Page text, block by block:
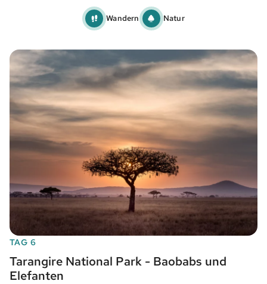
Wandern Natur
TAG 6
Tarangire National Park - Baobabs und
Elefanten